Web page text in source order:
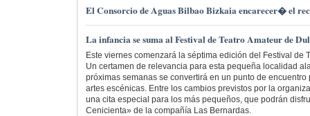
El Consorcio de Aguas Bilbao Bizkaia encarecer� el
La infancia se suma al Festival de Teatro Amateur de
Este viernes comenzará la séptima edición del Festival de
Un certamen de relevancia para esta pequeña localidad
próximas semanas se convertirá en un punto de encuentro
artes escénicas. Entre los cambios previstos por la
una cita especial para los más pequeños, que podrán
Cenicienta» de la compañía Las Bernardas.